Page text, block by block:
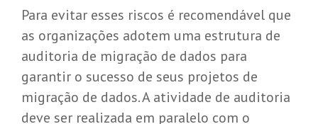
Para evitar esses riscos é recomendável que
as organizações adotem uma estrutura de
auditoria de migração de dados para
garantir o sucesso de seus projetos de
migração de dados. A atividade de auditoria
deve ser realizada em paralelo com o